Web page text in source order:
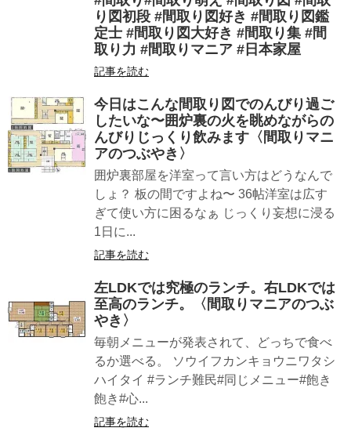
り図初段 #間取り図好き #間取り図鑑
定士 #間取り図大好き #間取り集 #間
取り力 #間取りマニア #日本家屋
記事を読む
今日はこんな間取り図でのんびり過ご
したいな〜囲炉裏の火を眺めながらの
んびりじっくり飲みます〈間取りマニ
アのつぶやき〉
囲炉裏部屋を洋室って言い方はどうなんで
しょ？ 板の間ですよね〜 36帖洋室は広す
ぎて使い方に困るなぁ じっくり妄想に浸る
1日に...
記事を読む
左LDKでは究極のランチ。右LDKでは
至高のランチ。〈間取りマニアのつぶ
やき〉
毎朝メニューが発表されて、どっちで食べ
るか選べる。 ソウイフカンキョウニワタシ
ハイタイ #ランチ難民#同じメニュー#飽き
飽き#心...
記事を読む